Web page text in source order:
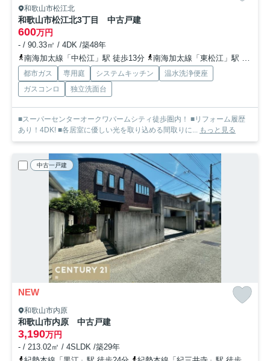
和歌山市松江北
和歌山市松江北3丁目 中古戸建
600万円
- / 90.33㎡ / 4DK /築48年
南海加太線「中松江」駅 徒歩13分
南海加太線「東松江」駅 徒歩14分
都市ガス 専用庭 システムキッチン
温水洗浄便座
ガスコンロ
独立洗面台
■スーパーセンターオークワパームシティ徒歩圏内！ ■リフォーム履歴
あり！4DK! ■各居室に優しい光を取り込める間取りに...
もっと見る
中古一戸建
NEW
和歌山市内原
和歌山市内原 中古戸建
3,190万円
- / 213.02㎡ / 4SLDK /築29年